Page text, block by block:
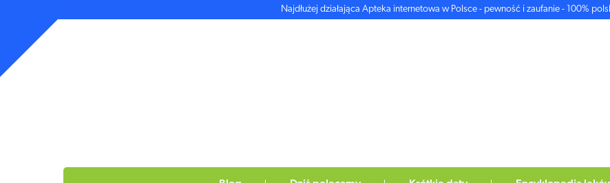
Najdłużej działająca Apteka internetowa w Polsce - pewność i zaufanie - 100%